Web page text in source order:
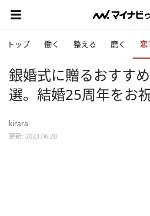
トップ 働く 整える 磨く 恋
銀婚式に贈るおすす
選。結婚25周年をお
kirara
更新: 2023.06.20